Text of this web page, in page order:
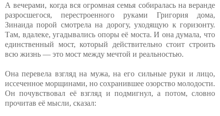
А вечерами, когда вся огромная семья собиралась на веранде
разросшегося, перестроенного руками Григория дома,
Зинаида порой смотрела на дорогу, уходящую к горизонту.
Там, вдалеке, угадывались опоры её моста. И она думала, что
единственный мост, который действительно стоит строить
всю жизнь — это мост между мечтой и реальностью.
Она перевела взгляд на мужа, на его сильные руки и лицо,
иссеченное морщинами, но сохранившее озорство молодости.
Он почувствовал её взгляд и подмигнул, а потом, словно
прочитав её мысли, сказал: